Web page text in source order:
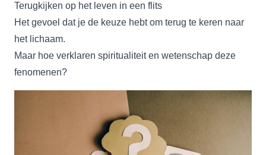
Terugkijken op het leven in een flits
Het gevoel dat je de keuze hebt om terug te keren naar
het lichaam.
Maar hoe verklaren spiritualiteit en wetenschap deze
fenomenen?